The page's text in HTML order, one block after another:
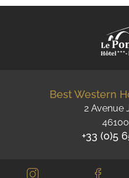
Best Western
2 Avenue
+33 (0)5